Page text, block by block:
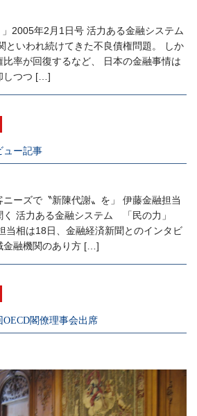
2005年2月1日号 活力ある金融システム
といわれ続けてきた不良債権問題。 しか
比率が回復するなど、 日本の金融事情は
しつつ […]
ュー記事
ーズで〝新陳代謝〟を」 伊藤金融担当
く 活力ある金融システム 「民の力」
当相は18日、金融経済新聞とのインタビ
金融機関のあり方 […]
閣僚理事会出席